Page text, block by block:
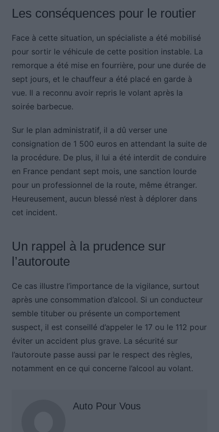
Les conséquences pour le routier
Face à cette situation, un spécialiste a été mobilisé
pour sortir le véhicule de cette position instable. La
remorque a été mise en fourrière, pour une durée de
sept jours, et le chauffeur a été placé en garde à
vue. Il a reconnu avoir repris le volant après la
soirée barbecue.
Sur le plan administratif, il a dû verser une
consignation de 1 500 euros en attendant la suite de
la procédure. De plus, il lui a été interdit de conduire
en France pendant sept mois, une sanction lourde
pour un professionnel de la route, même étranger.
Heureusement, aucun blessé n’est à déplorer dans
cet incident.
Un rappel à la prudence sur
l’autoroute
Ce cas illustre l’importance de la vigilance, surtout
après une consommation d’alcool. Si un conducteur
semble tituber ou présente un comportement
suspect, il est conseillé d’appeler le 17 ou le 112 pour
éviter un accident plus grave. La sécurité sur
l’autoroute passe aussi par le respect des règles,
notamment en ce qui concerne l’alcool au volant.
Auto Pour Vous